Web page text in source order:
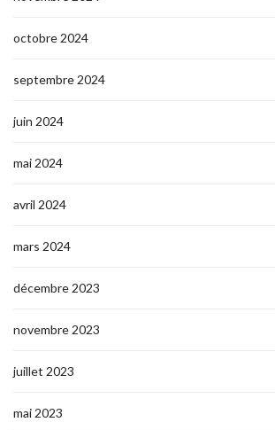
octobre 2024
septembre 2024
juin 2024
mai 2024
avril 2024
mars 2024
décembre 2023
novembre 2023
juillet 2023
mai 2023